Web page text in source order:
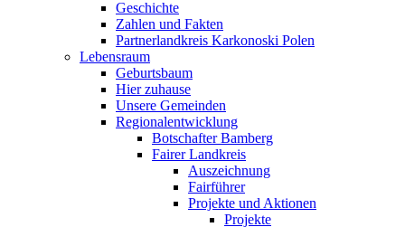
Geschichte
Zahlen und Fakten
Partnerlandkreis Karkonoski Polen
Lebensraum
Geburtsbaum
Hier zuhause
Unsere Gemeinden
Regionalentwicklung
Botschafter Bamberg
Fairer Landkreis
Auszeichnung
Fairführer
Projekte und Aktionen
Projekte